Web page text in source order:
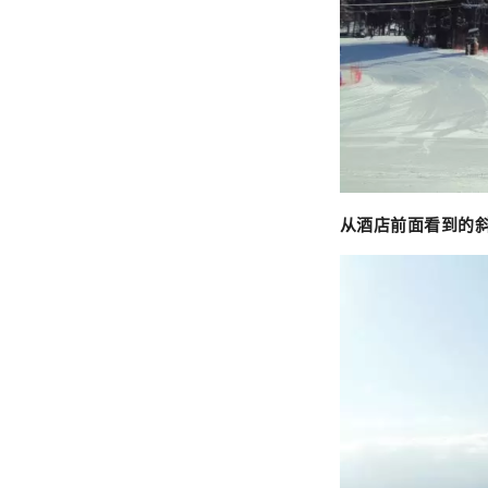
从酒店前面看到的